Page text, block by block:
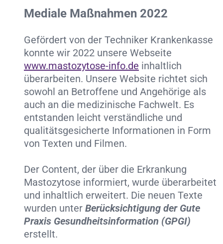
Mediale Maßnahmen 2022
Gefördert von der Techniker Krankenkasse
konnte wir 2022 unsere Webseite
www.mastozytose-info.de inhaltlich
überarbeiten. Unsere Website richtet sich
sowohl an Betroffene und Angehörige als
auch an die medizinische Fachwelt. Es
entstanden leicht verständliche und
qualitätsgesicherte Informationen in Form
von Texten und Filmen.
Der Content, der über die Erkrankung
Mastozytose informiert, wurde überarbeitet
und inhaltlich erweitert. Die neuen Texte
wurden unter Berücksichtigung der Gute
Praxis Gesundheitsinformation (GPGI)
erstellt.